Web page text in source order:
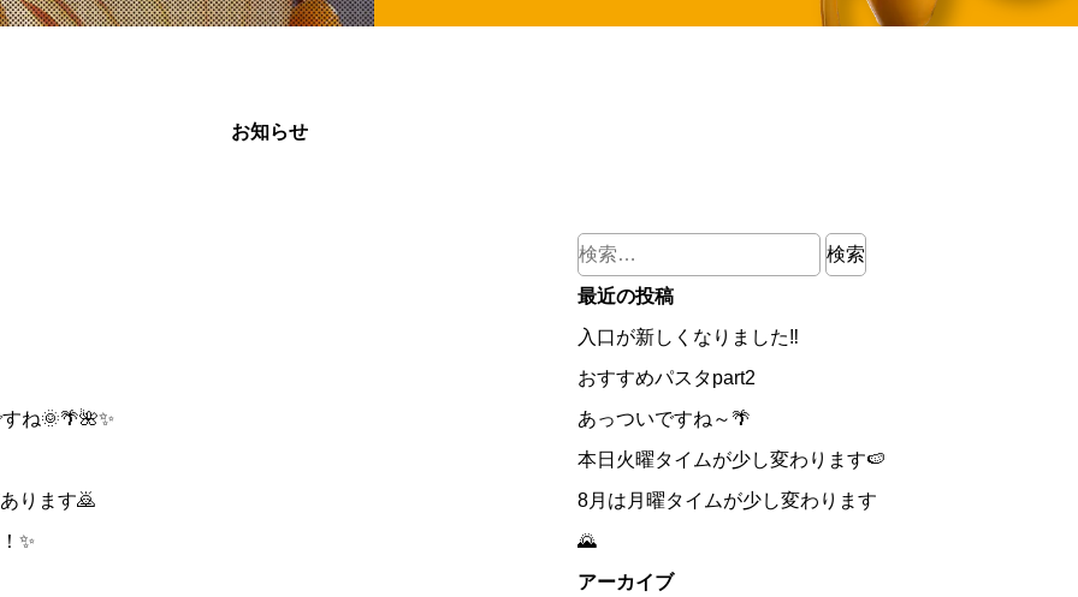
お知らせ
ね🌞🌴🌺✨
ります🙇
✨
検
索:
最近の投稿
入口が新しくなりました‼
おすすめパスタpart2
あっついですね～🌴
本日火曜タイムが少し変わります🍉
8月は月曜タイムが少し変わります
🌄
アーカイブ